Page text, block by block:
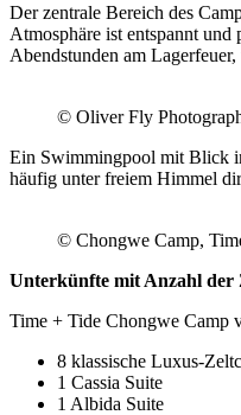
Der zentrale Bereich des
Atmosphäre ist entspannt
Abendstunden am
© Oliver Fly
Ein Swimmingpool mit Blick
häufig unter freiem Himmel
© Chongwe Camp,
Unterkünfte mit Anzahl der
Time + Tide Chongwe Camp
8 klassische Luxus-
1 Cassia Suite
1 Albida Suite